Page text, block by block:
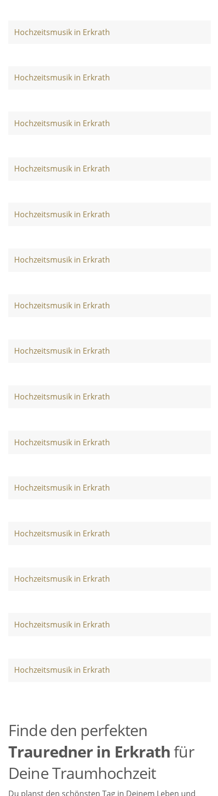
Hochzeitsmusik in Erkrath
Hochzeitsmusik in Erkrath
Hochzeitsmusik in Erkrath
Hochzeitsmusik in Erkrath
Hochzeitsmusik in Erkrath
Hochzeitsmusik in Erkrath
Hochzeitsmusik in Erkrath
Hochzeitsmusik in Erkrath
Hochzeitsmusik in Erkrath
Hochzeitsmusik in Erkrath
Hochzeitsmusik in Erkrath
Hochzeitsmusik in Erkrath
Hochzeitsmusik in Erkrath
Hochzeitsmusik in Erkrath
Hochzeitsmusik in Erkrath
Finde den perfekten
Trauredner in Erkrathfür
Deine Traumhochzeit
Du planst den schönsten Tag in Deinem Leben und